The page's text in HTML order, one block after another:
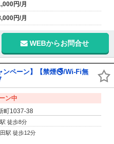
円/月
円/月
WEBからお問合せ
ンペーン】【禁煙🚭/Wi-Fi無
ン中
町1037-38
徒歩8分
駅 徒歩12分